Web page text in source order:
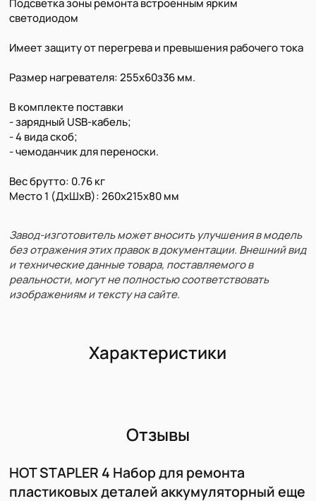
Подсветка зоны ремонта встроенным ярким
светодиодом
Имеет защиту от перегрева и превышения рабочего тока
Размер нагревателя: 255х60з36 мм.
В комплекте поставки
- зарядный USB-кабель;
- 4 вида скоб;
- чемоданчик для переноски.
Вес брутто: 0.76 кг
Место 1 (ДхШхВ): 260х215х80 мм
Завод-изготовитель может вносить улучшения в модель
без отражения этих правок в документации. Внешний вид
и технические данные товара, поставляемого в
реальности, могут не полностью соответствовать
изображениям и тексту на сайте.
Характеристики
Отзывы
HOT STAPLER 4 Набор для ремонта
пластиковых деталей аккумуляторный еще